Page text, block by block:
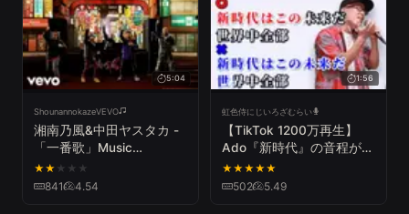
5:04
ShounannokazeVEVO
湘南乃風&中田ヤスタカ -
「一番歌」Music
Video(Full Ver.)
★★ ★ ★ ★
841 4.54
1:56
虹色侍にじいろざむらい
【TikTok 1200万再生】
Ado『新時代』の音程が1
ミリも合ってないやつ
【ONE PIECE FILM RED】
★★★★★
502 5.49